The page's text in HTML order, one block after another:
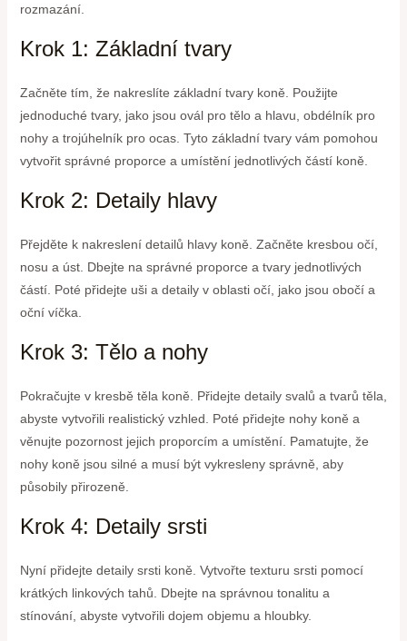
rozmazání.
Krok 1: Základní tvary
Začněte tím, že nakreslíte základní tvary koně. Použijte
jednoduché tvary, jako jsou ovál pro tělo a hlavu, obdélník pro
nohy a trojúhelník pro ocas. Tyto základní tvary vám pomohou
vytvořit správné proporce a umístění jednotlivých částí koně.
Krok 2: Detaily hlavy
Přejděte k nakreslení detailů hlavy koně. Začněte kresbou očí,
nosu a úst. Dbejte na správné proporce a tvary jednotlivých
částí. Poté přidejte uši a detaily v oblasti očí, jako jsou obočí a
oční víčka.
Krok 3: Tělo a nohy
Pokračujte v kresbě těla koně. Přidejte detaily svalů a tvarů těla,
abyste vytvořili realistický vzhled. Poté přidejte nohy koně a
věnujte pozornost jejich proporcím a umístění. Pamatujte, že
nohy koně jsou silné a musí být vykresleny správně, aby
působily přirozeně.
Krok 4: Detaily srsti
Nyní přidejte detaily srsti koně. Vytvořte texturu srsti pomocí
krátkých linkových tahů. Dbejte na správnou tonalitu a
stínování, abyste vytvořili dojem objemu a hloubky.